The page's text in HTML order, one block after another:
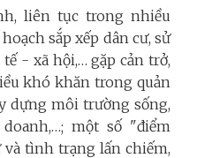
liên tục trong nhiều
sắp xếp dân cư, sử
- xã hội,… gặp cản trở,
khó khăn trong quản
dựng môi trường sống,
một số "điểm
tình trạng lấn chiếm,